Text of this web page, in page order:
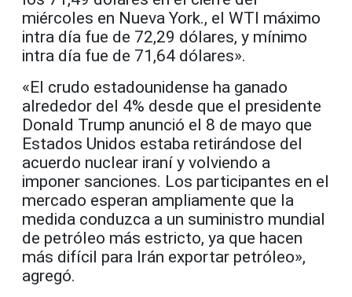
miércoles en Nueva York., el WTI máximo
intra día fue de 72,29 dólares, y mínimo
intra día fue de 71,64 dólares».
«El crudo estadounidense ha ganado
alrededor del 4% desde que el presidente
Donald Trump anunció el 8 de mayo que
Estados Unidos estaba retirándose del
acuerdo nuclear iraní y volviendo a
imponer sanciones. Los participantes en el
mercado esperan ampliamente que la
medida conduzca a un suministro mundial
de petróleo más estricto, ya que hacen
más difícil para Irán exportar petróleo»,
agregó.